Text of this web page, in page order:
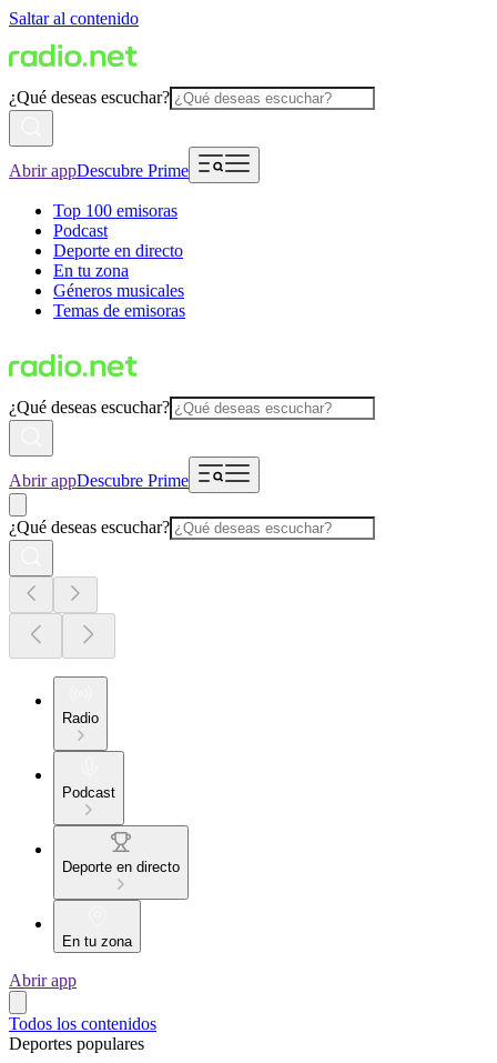
Saltar al contenido
¿Qué deseas escuchar?
Abrir appDescubre Prime
Top 100 emisoras
Podcast
Deporte en directo
En tu zona
Géneros musicales
Temas de emisoras
¿Qué deseas escuchar?
Abrir appDescubre Prime
¿Qué deseas escuchar?
Radio
Podcast
Deporte en directo
En tu zona
Abrir app
Todos los contenidos
Deportes populares